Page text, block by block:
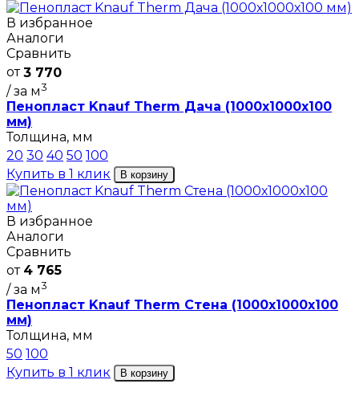
В избранное
Аналоги
Сравнить
от3 770
/ за м3
Пенопласт Knauf Therm Дача (1000х1000х100
мм)
Толщина, мм
20 30 40 50 100
Купить в 1 клик
В корзину
В избранное
Аналоги
Сравнить
от 4 765
/ за м3
Пенопласт Knauf Therm Стена (1000х1000х100
мм)
Толщина, мм
50 100
Купить в 1 клик
В корзину